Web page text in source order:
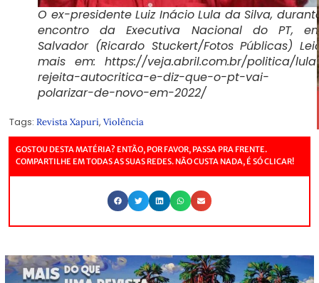
O ex-presidente Luiz Inácio Lula da Silva,
encontro da Executiva Nacional do PT,
Salvador (Ricardo Stuckert/Fotos Públicas)
mais em: https://veja.abril.com.br/politica/
rejeita-autocritica-e-diz-que-o-pt-vai-
polarizar-de-novo-em-2022/
Tags: Revista Xapuri, Violência
GOSTOU DESTA MATÉRIA? ENTÃO, POR FAVOR, PASSA PRA FRENTE.
COMPARTILHE EM TODAS AS SUAS REDES. NÃO CUSTA NADA, É SÓ CLICAR!